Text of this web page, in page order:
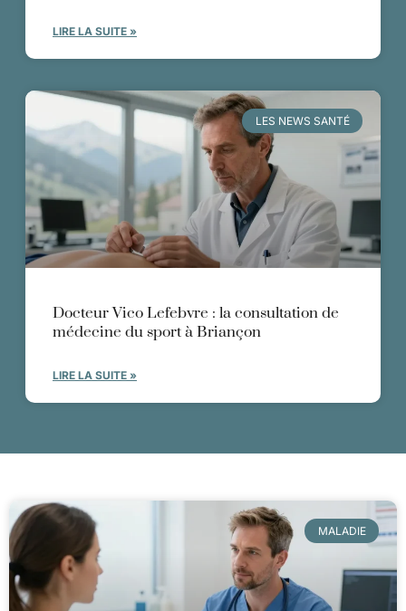
LIRE LA SUITE »
LES NEWS SANTÉ
Docteur Vico Lefebvre : la consultation de
médecine du sport à Briançon
LIRE LA SUITE »
MALADIE